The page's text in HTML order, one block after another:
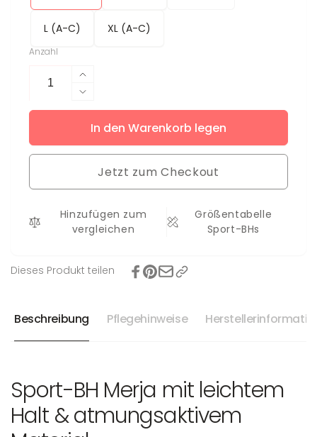
L (A-C) XL (A-C)
Anzahl
Erhöhe
die
Menge
für
BH
Merja
Verringere
die
Menge
für
Sport-
BH
Merja
In den Warenkorb legen
Jetzt zum Checkout
Hinzufügen zum
vergleichen
Größentabelle
Sport-BHs
Dieses Produkt teilen
Beschreibung Pflegehinweise
Sport-BH Merja mit leichtem
Halt & atmungsaktivem